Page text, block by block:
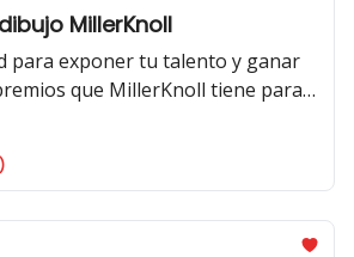
MillerKnoll
para exponer tu talento y ganar
que MillerKnoll tiene para